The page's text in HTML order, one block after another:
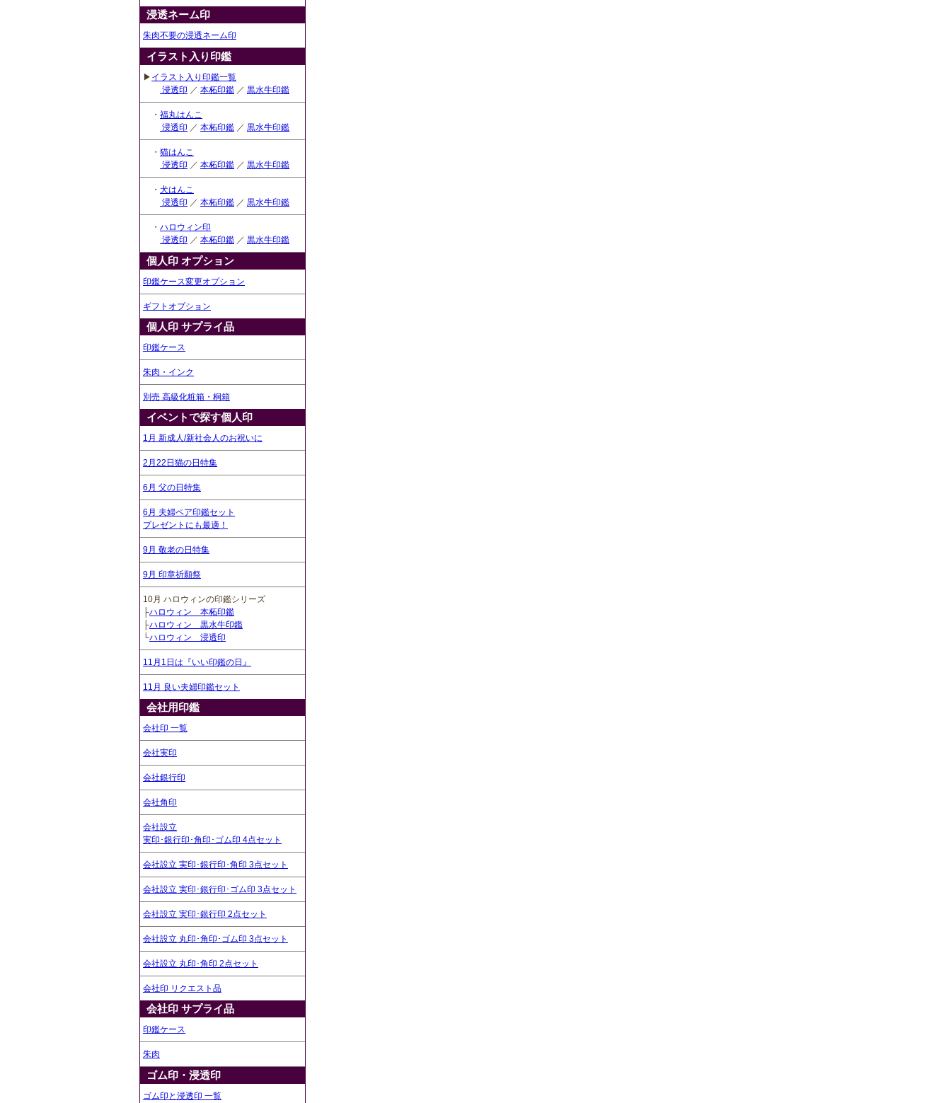
浸透ネーム印
朱肉不要の浸透ネーム印
イラスト入り印鑑
▶ イラスト入り印鑑一覧
浸透印 ／ 本柘印鑑 ／ 黒水牛印鑑
・ 福丸はんこ
浸透印 ／ 本柘印鑑 ／ 黒水牛印鑑
・ 猫はんこ
浸透印 ／ 本柘印鑑 ／ 黒水牛印鑑
・ 犬はんこ
浸透印 ／ 本柘印鑑 ／ 黒水牛印鑑
・ ハロウィン印
浸透印 ／ 本柘印鑑 ／ 黒水牛印鑑
個人印 オプション
印鑑ケース変更オプション
ギフトオプション
個人印 サプライ品
印鑑ケース
朱肉・インク
別売 高級化粧箱・桐箱
イベントで探す個人印
1月 新成人/新社会人のお祝いに
2月22日猫の日特集
6月 父の日特集
6月 夫婦ペア印鑑セット
プレゼントにも最適！
9月 敬老の日特集
9月 印章祈願祭
10月 ハロウィンの印鑑シリーズ
├ハロウィン 本柘印鑑
├ハロウィン 黒水牛印鑑
└ハロウィン 浸透印
11月1日は『いい印鑑の日』
11月 良い夫婦印鑑セット
会社用印鑑
会社印 一覧
会社実印
会社銀行印
会社角印
会社設立
実印･銀行印･角印･ゴム印 4点セット
会社設立 実印･銀行印･角印 3点セット
会社設立 実印･銀行印･ゴム印 3点セット
会社設立 実印･銀行印 2点セット
会社設立 丸印･角印･ゴム印 3点セット
会社設立 丸印･角印 2点セット
会社印 リクエスト品
会社印 サプライ品
印鑑ケース
朱肉
ゴム印・浸透印
ゴム印と浸透印 一覧